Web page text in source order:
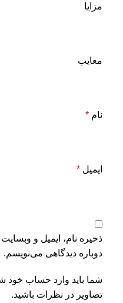
مزایا
معایب
نام *
ایمیل *
ذخیره نام، ایمیل و
دوباره دیدگاهی می‌نویسم.
شما باید وارد حساب خود
تصاویر در نظرات باشید.